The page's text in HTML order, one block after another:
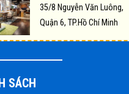
35/8 Nguyễn Văn Luông,
Quận 6, TP.Hồ Chí Minh
SÁCH